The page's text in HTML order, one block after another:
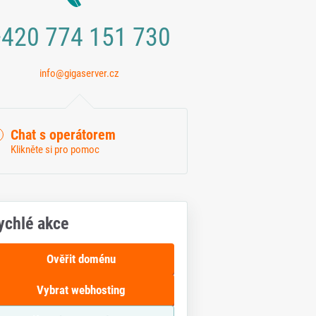
774 151 730
info@gigaserver.cz
Chat s operátorem
Klikněte si pro pomoc
akce
Ověřit doménu
Vybrat webhosting